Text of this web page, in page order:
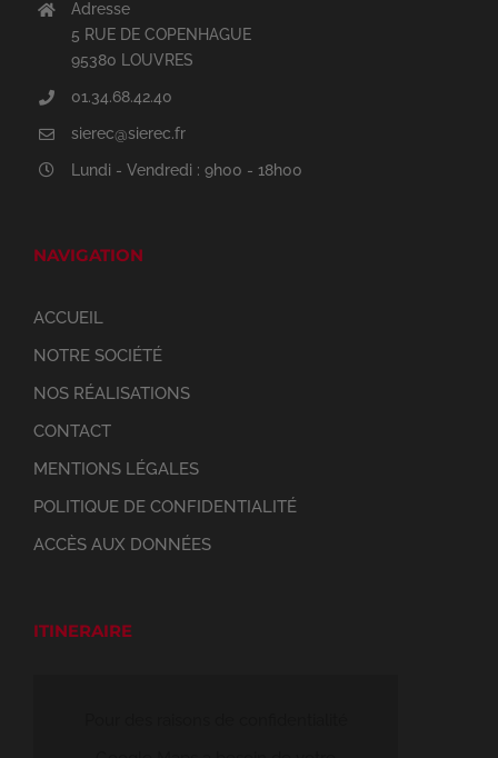
Adresse
5 RUE DE COPENHAGUE
95380 LOUVRES
01.34.68.42.40
sierec@sierec.fr
Lundi - Vendredi : 9h00 - 18h00
NAVIGATION
ACCUEIL
NOTRE SOCIÉTÉ
NOS RÉALISATIONS
CONTACT
MENTIONS LÉGALES
POLITIQUE DE CONFIDENTIALITÉ
ACCÈS AUX DONNÉES
ITINERAIRE